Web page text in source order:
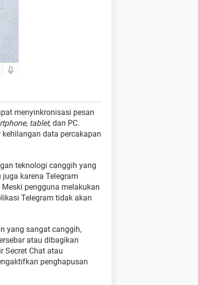
menyinkronisasi pesan
, tablet, dan PC.
data percakapan
teknologi canggih yang
karena Telegram
pengguna melakukan
Telegram tidak akan
yang sangat canggih,
atau dibagikan
Secret Chat atau
penghapusan